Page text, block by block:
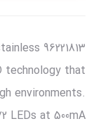
stainless
technology that
environments.
LEDs at 500mA